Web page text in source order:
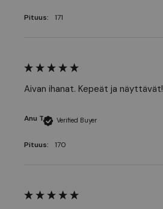
Pituus: 171
Verified Buyer
Anu T
Pituus: 170
Aivan ihanat. Kepeät ja näyttävät!